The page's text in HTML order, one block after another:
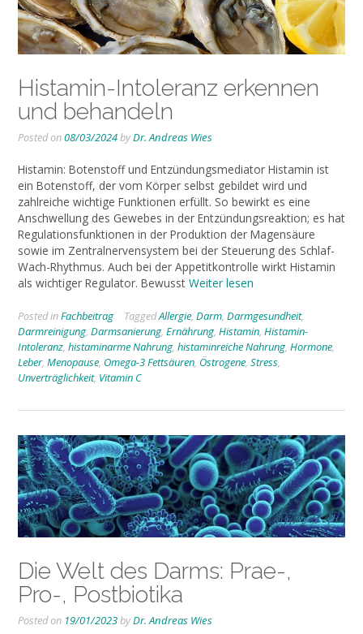
Histamin-Intoleranz erkennen
und behandeln
Posted on08/03/2024byDr. Andreas Wies
Histamin: Botenstoff und Entzündungsmediator Histamin ist
ein Botenstoff, der vom Körper selbst gebildet wird und
zahlreiche wichtige Funktionen erfüllt. So bewirkt es eine
Anschwellung des Gewebes in der Entzündungsreaktion; es hat
Regulationsfunktionen in der Produktion der Magensäure
sowie im Zentralnervensystem bei der Steuerung des Schlaf-
Wach-Rhythmus. Auch bei der Appetitkontrolle wirkt Histamin
als wichtiger Regulator. Bewusst Weiter lesen
Posted inFachbeitrag TaggedAllergie, Darm, Darmgesundheit,
Darmreinigung, Darmsanierung, Ernährung, Histamin, Histamin-
Intoleranz, histaminarme Nahrung, histaminreiche Nahrung, Hormone,
Leber, Menopause, Omega-3 Fettsäuren, Östrogene, Stress,
Unverträglichkeit, Vitamin C
Die Welt des Darms: Prae-,
Pro-, Postbiotika
Posted on 19/01/2023byDr. Andreas Wies